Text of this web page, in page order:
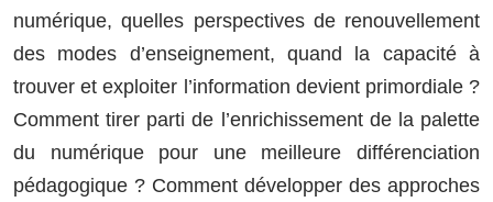
numérique, quelles perspectives de renouvellement
des modes d’enseignement, quand la capacité à
trouver et exploiter l’information devient primordiale ?
Comment tirer parti de l’enrichissement de la palette
du numérique pour une meilleure différenciation
pédagogique ? Comment développer des approches